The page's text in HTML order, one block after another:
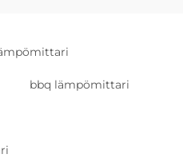
bbq lämpömittari